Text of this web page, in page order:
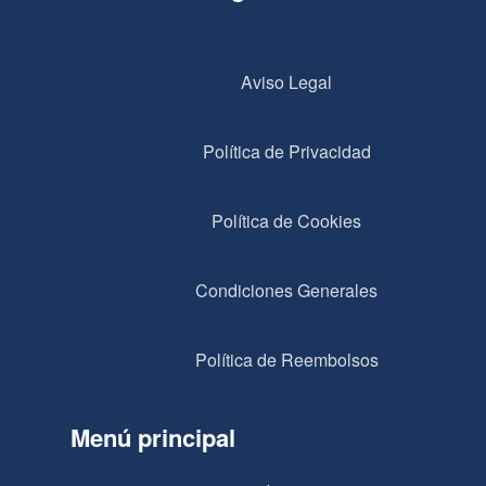
Aviso Legal
Política de Privacidad
Política de Cookies
Condiciones Generales
Política de Reembolsos
Menú principal